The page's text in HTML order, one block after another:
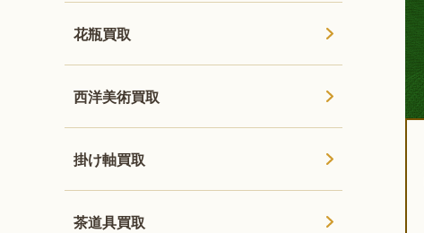
花瓶買取
西洋美術買取
掛け軸買取
茶道具買取